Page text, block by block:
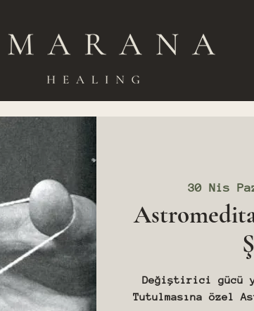
30 Nis
Değiştirici gücü
Tutulmasına özel